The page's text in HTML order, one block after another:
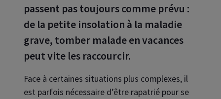
passent pas toujours comme prévu :
de la petite insolation à la maladie
grave, tomber malade en vacances
peut vite les raccourcir.
Face à certaines situations plus complexes, il
est parfois nécessaire d’être rapatrié pour se